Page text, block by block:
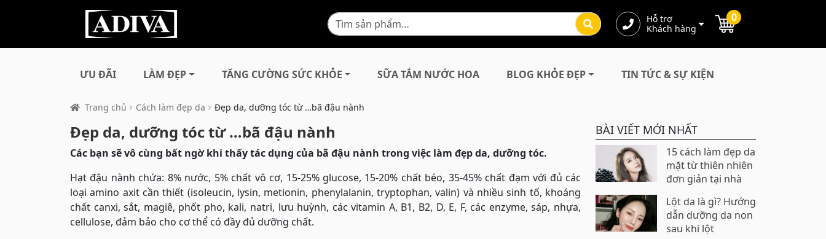
Hỗ trợ
Khách hàng
0
ƯU ĐÃI LÀM ĐẸP TĂNG CƯỜNG SỨC KHỎE SỮA TẮM NƯỚC HOA BLOG KHỎE ĐẸP TIN TỨC & SỰ KIỆN
Trang chủ Cách làm đẹp da Đẹp da, dưỡng tóc từ …bã đậu nành
Đẹp da, dưỡng tóc từ …bã đậu nành
Các bạn sẽ vô cùng bất ngờ khi thấy tác dụng của bã đậu nành trong việc làm đẹp da, dưỡng tóc.
Hạt đậu nành chứa: 8% nước, 5% chất vô cơ, 15-25% glucose, 15-20% chất béo, 35-45% chất đạm với đủ các
loại amino axit cần thiết (isoleucin, lysin, metionin, phenylalanin, tryptophan, valin) và nhiều sinh tố, khoáng
chất canxi, sắt, magiê, phốt pho, kali, natri, lưu huỳnh, các vitamin A, B1, B2, D, E, F, các enzyme, sáp, nhựa,
cellulose, đảm bảo cho cơ thể có đầy đủ dưỡng chất.
BÀI VIẾT MỚI NHẤT
15 cách làm đẹp da
mặt từ thiên nhiên
đơn giản tại nhà
Lột da là gì? Hướng
dẫn dưỡng da non
sau khi lột